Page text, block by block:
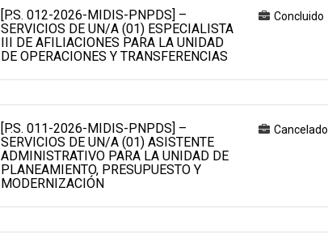
[P.S. 012-2026-MIDIS-PNPDS] –
SERVICIOS DE UN/A (01) ESPECIALISTA
III DE AFILIACIONES PARA LA UNIDAD
DE OPERACIONES Y TRANSFERENCIAS
Concluido
[P.S. 011-2026-MIDIS-PNPDS] –
SERVICIOS DE UN/A (01) ASISTENTE
ADMINISTRATIVO PARA LA UNIDAD DE
PLANEAMIENTO, PRESUPUESTO Y
MODERNIZACIÓN
Cancelado